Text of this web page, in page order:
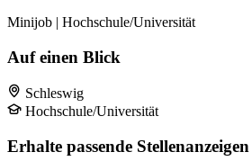
Minijob | Hochschule/Universität
Auf einen Blick
Schleswig
Hochschule/Universität
Erhalte passende